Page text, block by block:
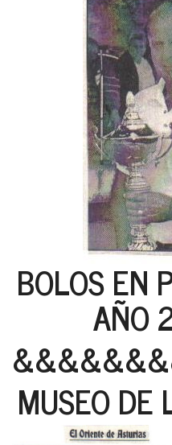
BOLOS EN
AÑO
MUSEO DE